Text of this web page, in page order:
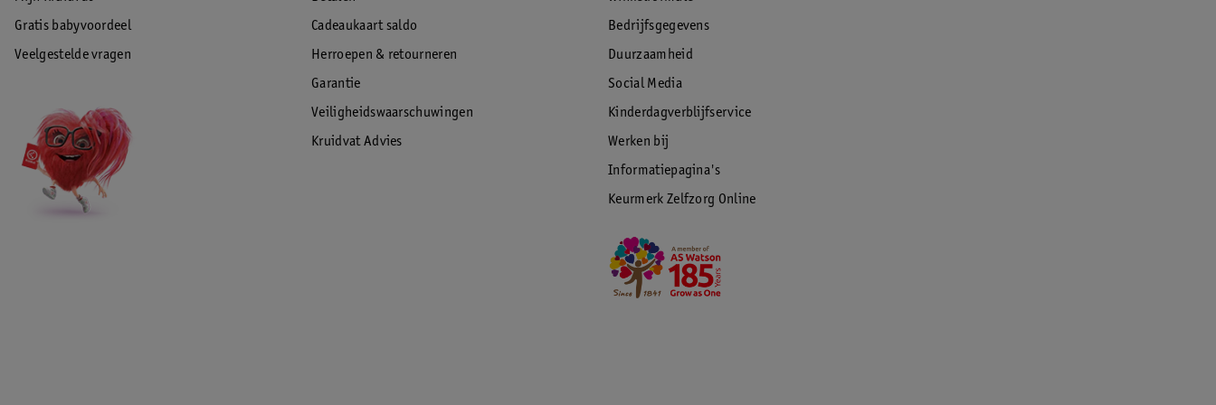
Gratis babyvoordeel
Veelgestelde vragen
Cadeaukaart saldo
Herroepen & retourneren
Garantie
Veiligheidswaarschuwingen
Kruidvat Advies
Bedrijfsgegevens
Duurzaamheid
Social Media
Kinderdagverblijfservice
Werken bij
Informatiepagina's
Keurmerk Zelfzorg Online